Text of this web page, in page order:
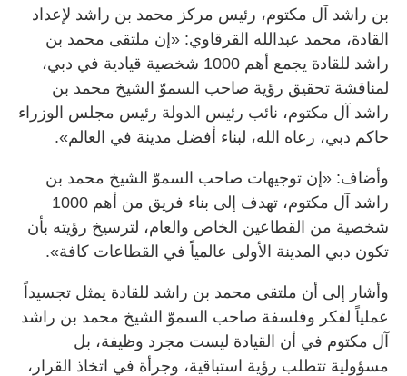
بن راشد آل مكتوم، رئيس مركز محمد بن راشد لإعداد
القادة، محمد عبدالله القرقاوي: «إن ملتقى محمد بن
راشد للقادة يجمع أهم 1000 شخصية قيادية في دبي،
لمناقشة تحقيق رؤية صاحب السموّ الشيخ محمد بن
راشد آل مكتوم، نائب رئيس الدولة رئيس مجلس الوزراء
حاكم دبي، رعاه الله، لبناء أفضل مدينة في العالم».
وأضاف: «إن توجيهات صاحب السموّ الشيخ محمد بن
راشد آل مكتوم، تهدف إلى بناء فريق من أهم 1000
شخصية من القطاعين الخاص والعام، لترسيخ رؤيته بأن
تكون دبي المدينة الأولى عالمياً في القطاعات كافة».
وأشار إلى أن ملتقى محمد بن راشد للقادة يمثل تجسيداً
عملياً لفكر وفلسفة صاحب السموّ الشيخ محمد بن راشد
آل مكتوم في أن القيادة ليست مجرد وظيفة، بل
مسؤولية تتطلب رؤية استباقية، وجرأة في اتخاذ القرار،